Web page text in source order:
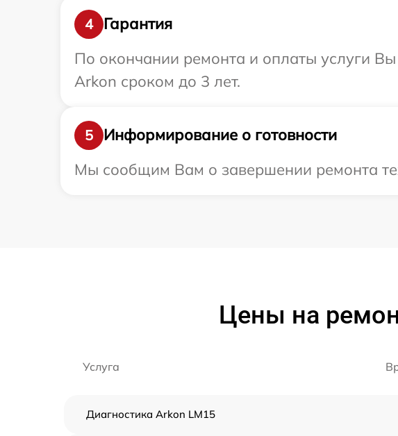
4
Гарантия
По окончании ремонта и оплаты услуги
Arkon сроком до 3 лет.
5
Информирование о готовности
Мы сообщим Вам о завершении ремонта
Цены на
Услуга
Диагностика Arkon LM15